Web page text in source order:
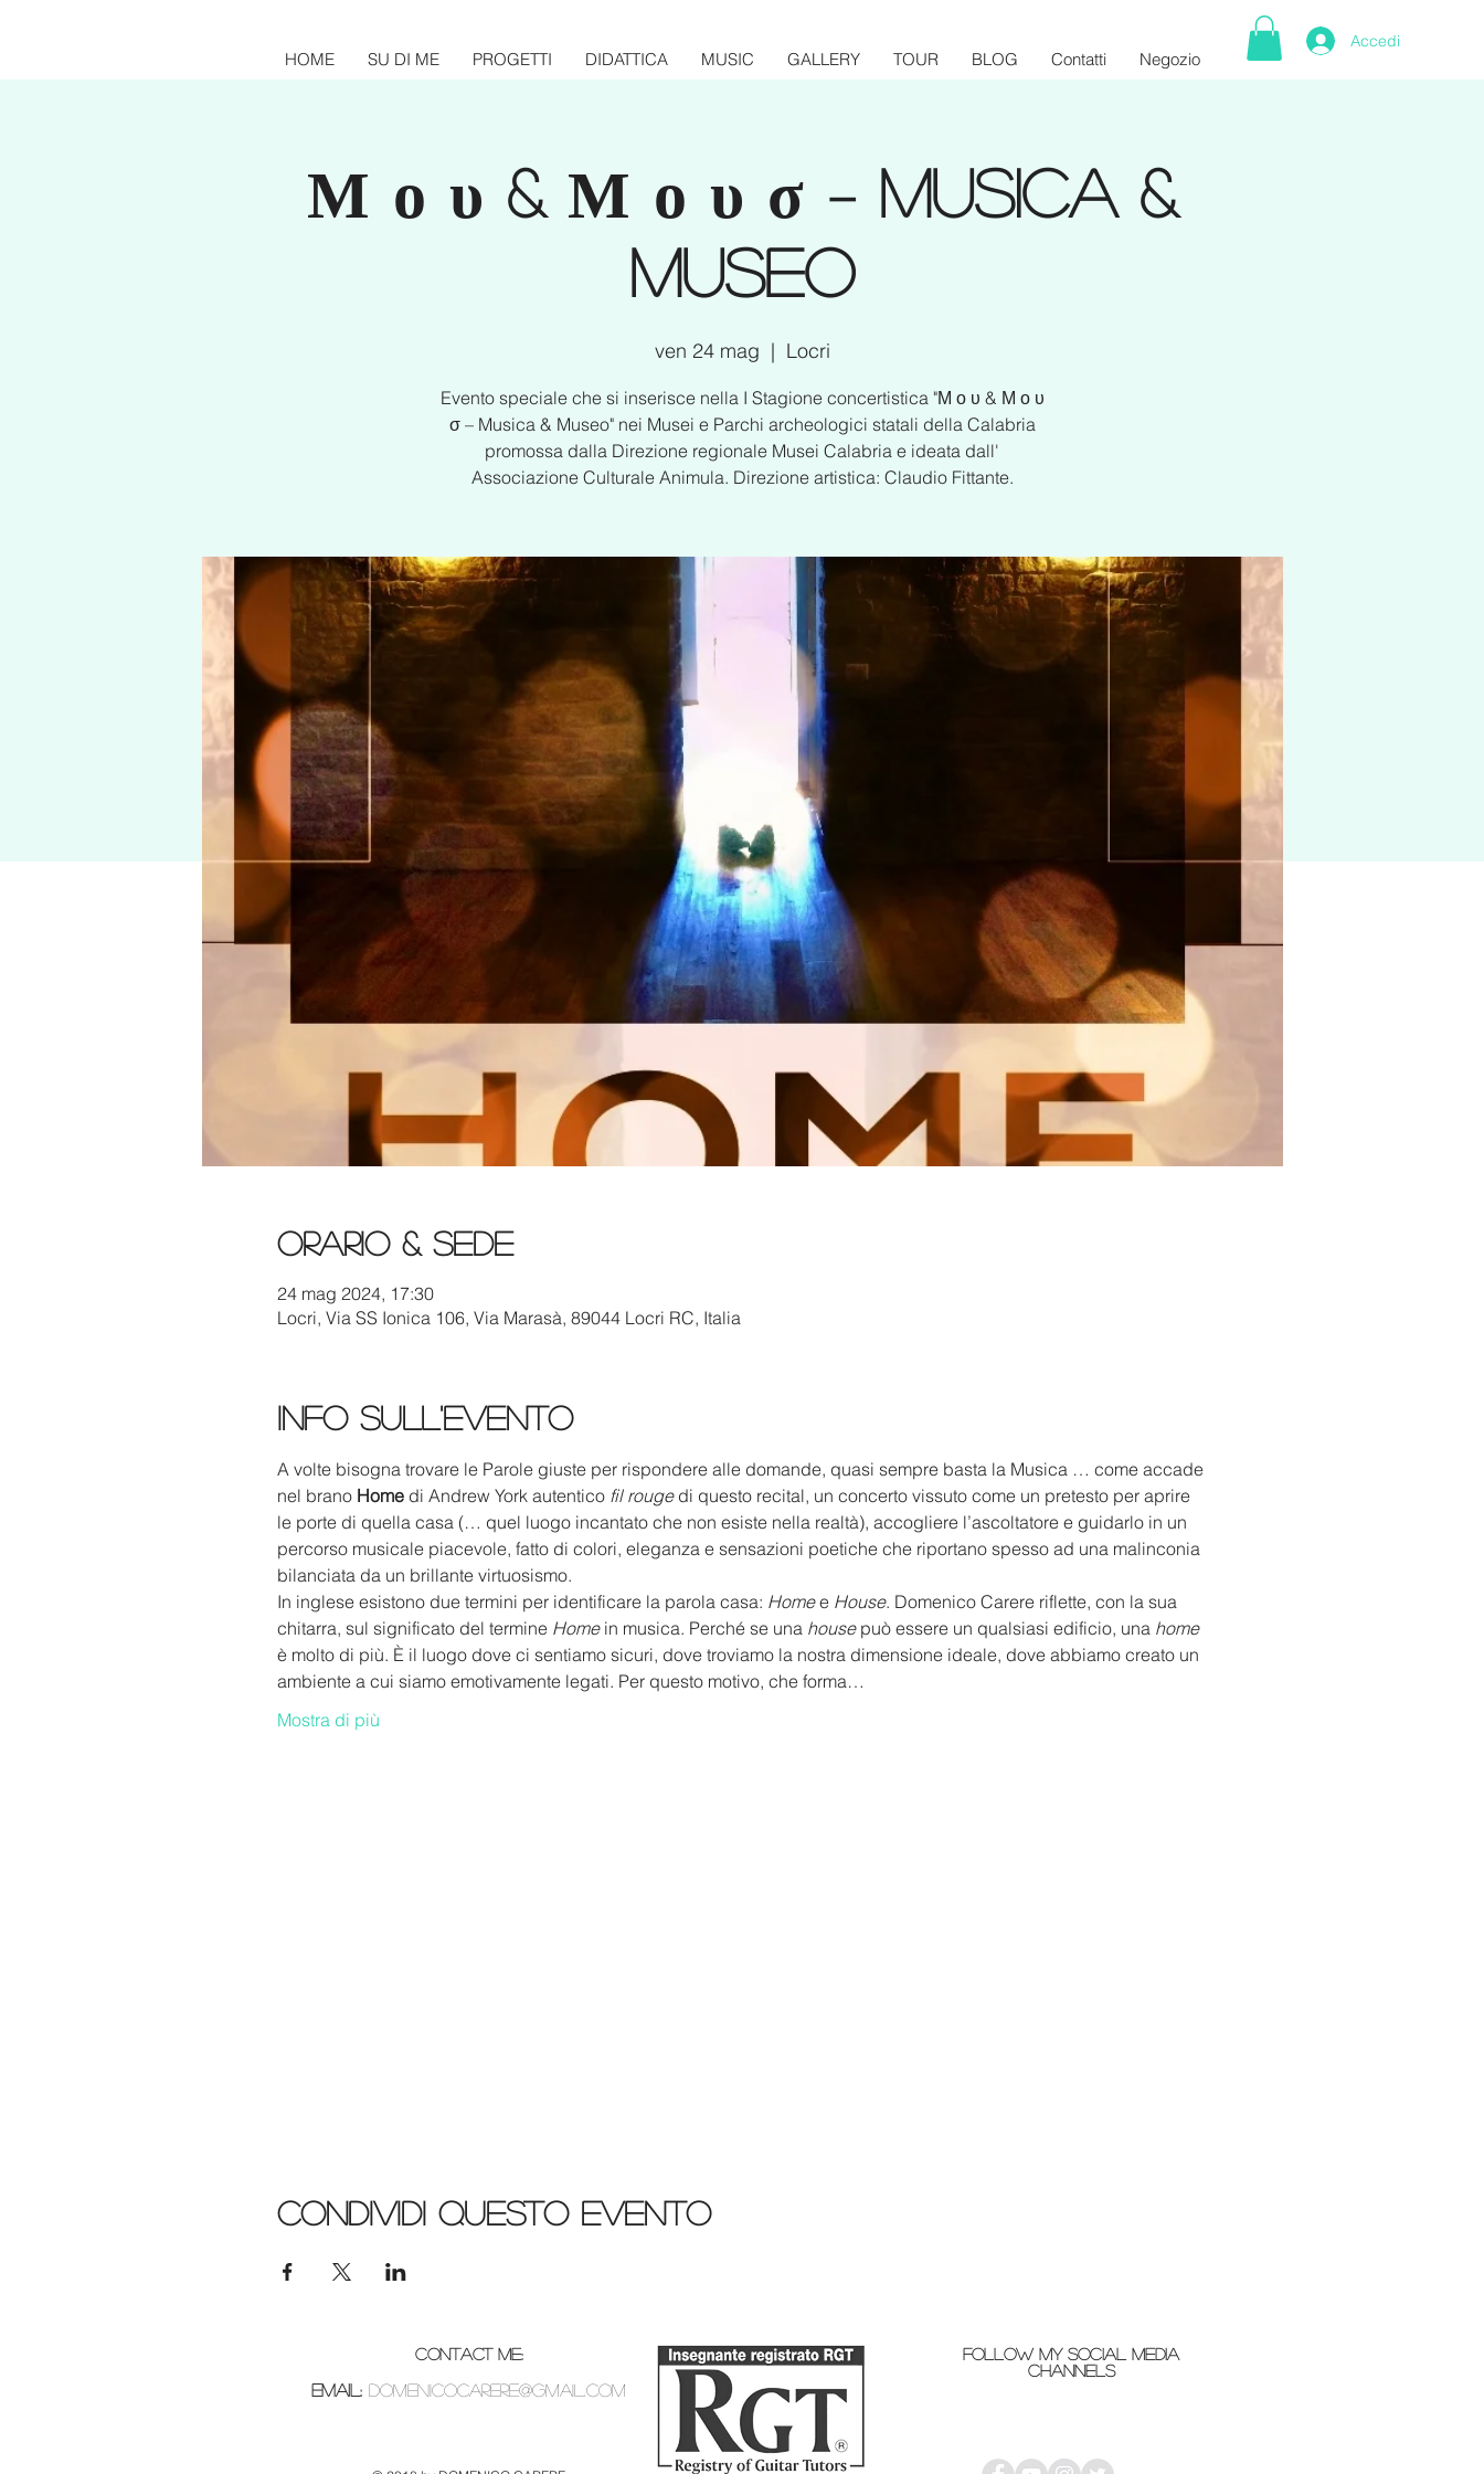
Accedi
Μ ο υ & Μ ο υ σ – Musica &
Museo
ven 24 mag
  |
Locri
Evento speciale che si inserisce nella I Stagione concertistica "Μ ο υ & Μ ο υ
σ – Musica & Museo" nei Musei e Parchi archeologici statali della Calabria
promossa dalla Direzione regionale Musei Calabria e ideata dall'
Associazione Culturale Animula. Direzione artistica: Claudio Fittante.
Orario & Sede
24 mag 2024, 17:30
Locri, Via SS Ionica 106, Via Marasà, 89044 Locri RC, Italia
Info sull'evento
A volte bisogna trovare le Parole giuste per rispondere alle domande, quasi sempre basta la Musica … come accade
nel brano Home di Andrew York autentico fil rouge di questo recital, un concerto vissuto come un pretesto per aprire
le porte di quella casa (… quel luogo incantato che non esiste nella realtà), accogliere l’ascoltatore e guidarlo in un
percorso musicale piacevole, fatto di colori, eleganza e sensazioni poetiche che riportano spesso ad una malinconia
bilanciata da un brillante virtuosismo.
In inglese esistono due termini per identificare la parola casa: Home e House. Domenico Carere riflette, con la sua
chitarra, sul significato del termine Home in musica. Perché se una house può essere un qualsiasi edificio, una home
è molto di più. È il luogo dove ci sentiamo sicuri, dove troviamo la nostra dimensione ideale, dove abbiamo creato un
ambiente a cui siamo emotivamente legati. Per questo motivo, che forma…
Mostra di più
Condividi questo evento
HOME SU DI ME PROGETTI DIDATTICA MUSIC GALLERY TOUR BLOG Contatti Negozio
CONTACT ME:
Email: domenicocarere@gmail.com
Follow my social media
channels